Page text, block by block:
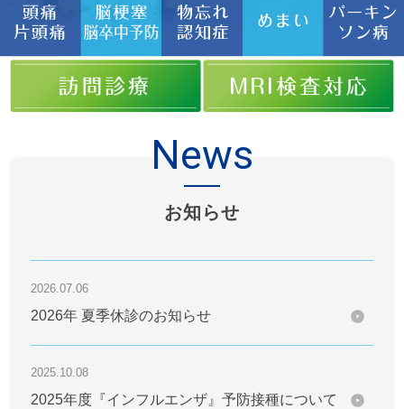
News
お知らせ
2026.07.06
2026年 夏季休診のお知らせ
2025.10.08
2025年度『インフルエンザ』予防接種について